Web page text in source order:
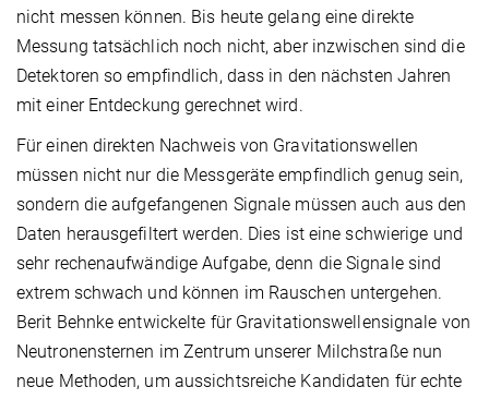
nicht messen können. Bis heute gelang eine direkte
Messung tatsächlich noch nicht, aber inzwischen sind die
Detektoren so empfindlich, dass in den nächsten Jahren
mit einer Entdeckung gerechnet wird.
Für einen direkten Nachweis von Gravitationswellen
müssen nicht nur die Messgeräte empfindlich genug sein,
sondern die aufgefangenen Signale müssen auch aus den
Daten herausgefiltert werden. Dies ist eine schwierige und
sehr rechenaufwändige Aufgabe, denn die Signale sind
extrem schwach und können im Rauschen untergehen.
Berit Behnke entwickelte für Gravitationswellensignale von
Neutronensternen im Zentrum unserer Milchstraße nun
neue Methoden, um aussichtsreiche Kandidaten für echte